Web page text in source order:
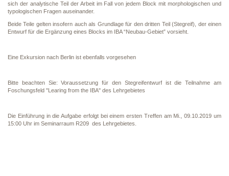
sich der analytische Teil der Arbeit im Fall von jedem Block mit morphologischen und
typologischen Fragen auseinander.
Beide Teile gelten insofern auch als Grundlage für den dritten Teil (Stegreif), der einen
Entwurf für die Ergänzung eines Blocks im IBA “Neubau-Gebiet” vorsieht.
Eine Exkursion nach Berlin ist ebenfalls vorgesehen
Bitte beachten Sie: Voraussetzung für den Stegreifentwurf ist die Teilnahme am
Foschungsfeld "Learing from the IBA" des Lehrgebietes
Die Einführung in die Aufgabe erfolgt bei einem ersten Treffen am Mi., 09.10.2019 um
15:00 Uhr im Seminarraum R209 des Lehrgebietes.